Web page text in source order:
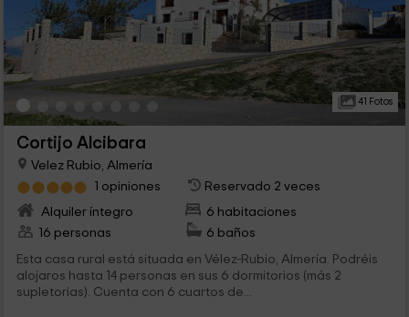
41 Fotos
Cortijo Alcibara
Velez Rubio, Almería
1 opiniones
Reservado 2 veces
Alquiler íntegro
6 habitaciones
16 personas
6 baños
Esta casa rural está situada en Vélez-Rubio, Almería. Podréis
alojaros hasta 14 personas en sus 6 dormitorios (más 2
supletorias). Cuenta con 6 cuartos de...